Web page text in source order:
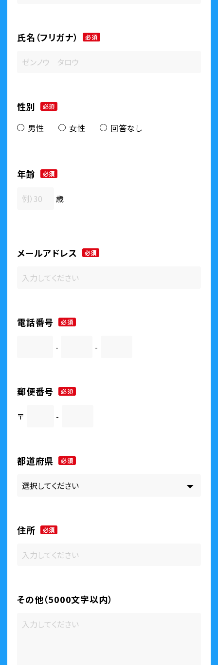
氏名（フリガナ） 必須
性別 必須
男性 女性 回答なし
年齢 必須
歳
メールアドレス 必須
電話番号 必須
- -
郵便番号 必須
〒 -
都道府県 必須
住所 必須
その他（5000文字以内）